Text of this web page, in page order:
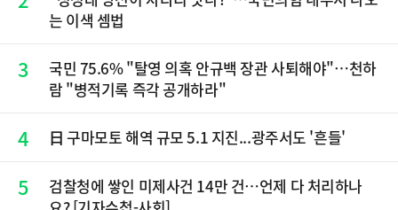
는 이색 셈법
3
국민 75.6% "탈영 의혹 안규백 장관 사퇴해야"…천하
람 "병적기록 즉각 공개하라"
4 日 구마모토 해역 규모 5.1 지진...광주서도 '흔들'
5
검찰청에 쌓인 미제사건 14만 건…언제 다 처리하나